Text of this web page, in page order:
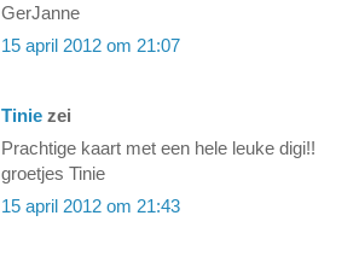
GerJanne
15 april 2012 om 21:07
Tinie zei
Prachtige kaart met een hele leuke digi!!
groetjes Tinie
15 april 2012 om 21:43